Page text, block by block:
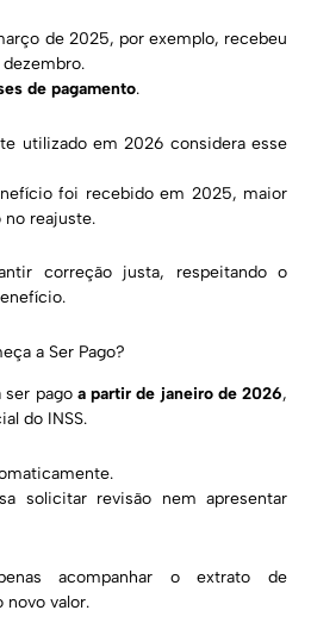
de 2025, por exemplo, recebeu
de pagamento.
utilizado em 2026 considera esse
foi recebido em 2025, maior
no reajuste.
correção justa, respeitando o
a Ser Pago?
ser pago a partir de janeiro de 2026,
do INSS.
solicitar revisão nem apresentar
acompanhar o extrato de
novo valor.